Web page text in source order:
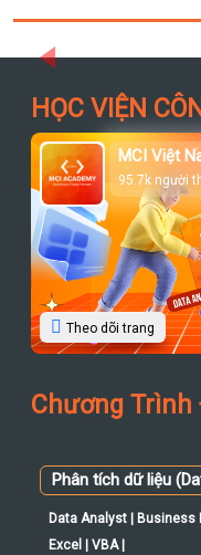
Previous
HỌC VIỆN
MCI Việt
95.7k người
Theo dõi trang
Chương Trình
Phân tích dữ liệu
Data Analyst | Business
Excel | VBA |